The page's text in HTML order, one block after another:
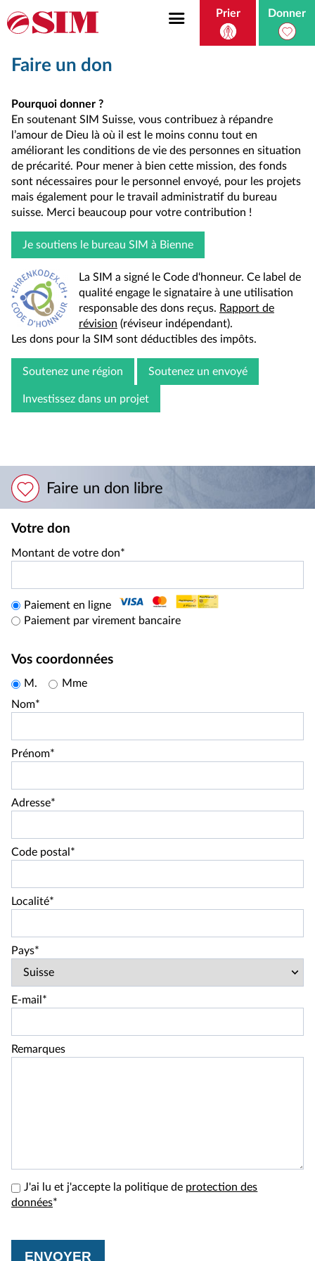
Prier Donner
Faire un don
Pourquoi donner ?
En soutenant SIM Suisse, vous contribuez à répandre
l’amour de Dieu là où il est le moins connu tout en
améliorant les conditions de vie des personnes en situation
de précarité. Pour mener à bien cette mission, des fonds
sont nécessaires pour le personnel envoyé, pour les projets
mais également pour le travail administratif du bureau
suisse. Merci beaucoup pour votre contribution !
Je soutiens le bureau SIM à Bienne
La SIM a signé le Code d‘honneur. Ce label de
qualité engage le signataire à une utilisation
responsable des dons reçus. Rapport de
révision (réviseur indépendant).
Les dons pour la SIM sont déductibles des impôts.
Soutenez une région Soutenez un envoyé
Investissez dans un projet
Faire un don libre
Votre don
Montant de votre don*
Paiement en ligne
Paiement par virement bancaire
Vos coordonnées
M.
Mme
Nom*
Prénom*
Adresse*
Code postal*
Localité*
Pays*
E-mail*
Remarques
J'ai lu et j'accepte la politique de protection des
données*
ENVOYER